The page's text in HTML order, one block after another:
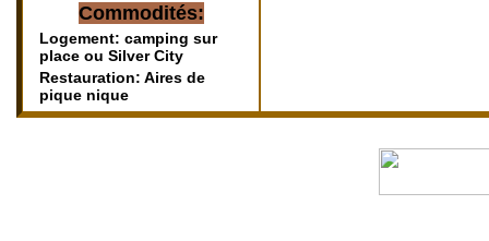
Commodités:
Logement: camping sur
place ou Silver City
Restauration: Aires de
pique nique